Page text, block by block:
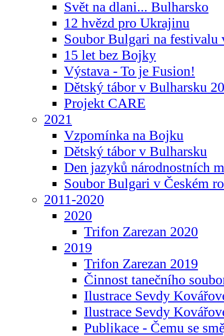
Svět na dlani... Bulharsko
12 hvězd pro Ukrajinu
Soubor Bulgari na festivalu
15 let bez Bojky
Výstava - To je Fusion!
Dětský tábor v Bulharsku
Projekt CARE
2021
Vzpomínka na Bojku
Dětský tábor v Bulharsku
Den jazyků národnostních
Soubor Bulgari v Českém
2011-2020
2020
Trifon Zarezan 2020
2019
Trifon Zarezan 2019
Činnost tanečního
Ilustrace Sevdy
Ilustrace Sevdy
Publikace - Čemu se